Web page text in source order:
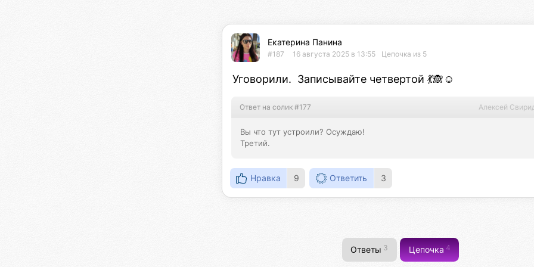
Екатерина Панина
#187 16 августа 2025 в 13:55 Цепочка из 5
Уговорили.  Записывайте четвертой 💃🙈☺️
Ответ на солик #177 Алексей
Вы что тут устроили? Осуждаю!
Третий.
Нравка 9 Ответить 3
Ответы3 Цепочка4